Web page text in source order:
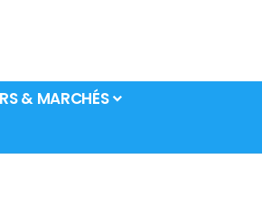
& MARCHÉS